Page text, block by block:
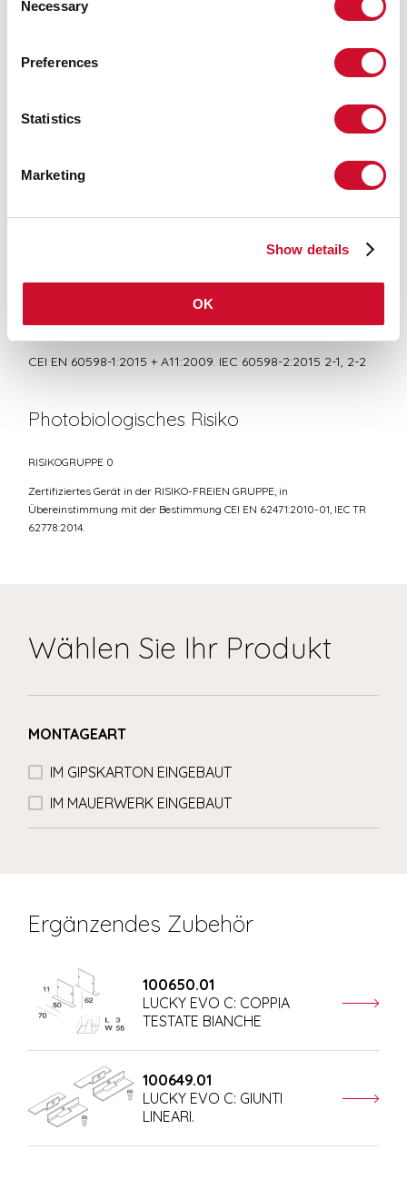
Selection
Necessary
Preferences
Statistics
Marketing
Show details
OK
BIM/CAD
Übereinstimmung
CEI EN 60598-1:2015 + A11:2009. IEC 60598-2:2015 2-1, 2-2
Photobiologisches Risiko
RISIKOGRUPPE 0
Zertifiziertes Gerät in der RISIKO-FREIEN GRUPPE, in
Übereinstimmung mit der Bestimmung CEI EN 62471:2010-01, IEC TR
62778:2014.
Wählen Sie Ihr Produkt
MONTAGEART
IM GIPSKARTON EINGEBAUT
IM MAUERWERK EINGEBAUT
Ergänzendes Zubehör
100650.01
LUCKY EVO C: COPPIA
TESTATE BIANCHE
100649.01
LUCKY EVO C: GIUNTI
LINEARI.